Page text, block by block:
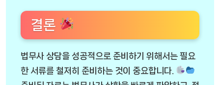
결론
법무사 상담을 성공적으로 준비하기 위해서는 필요
한 서류를 철저히 준비하는 것이 중요합니다.